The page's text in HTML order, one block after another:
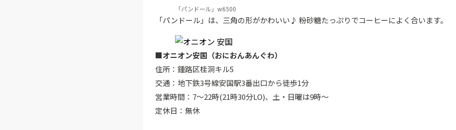
「パンドール」w6500
「パンドール」は、三角の形がかわいい♪ 粉砂糖たっぷりでコーヒーによく合います。
■オニオン安国（おにおんあんぐわ）
住所：鍾路区桂洞キル5
交通：地下鉄3号線安国駅3番出口から徒歩1分
営業時間：7～22時(21時30分LO)、土・日曜は9時～
定休日：無休